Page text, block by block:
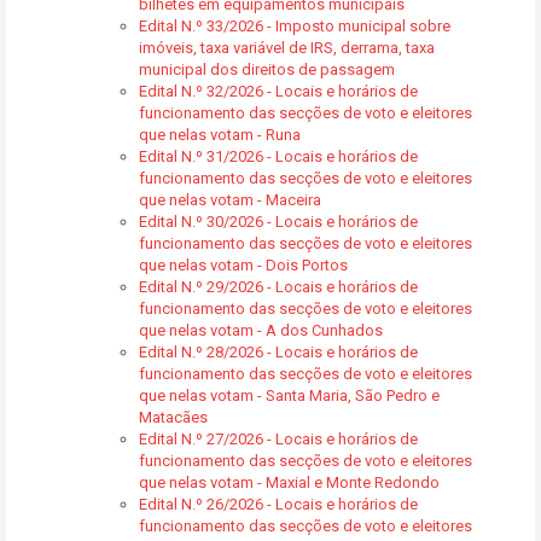
bilhetes em equipamentos municipais
Edital N.º 33/2026 - Imposto municipal sobre
imóveis, taxa variável de IRS, derrama, taxa
municipal dos direitos de passagem
Edital N.º 32/2026 - Locais e horários de
funcionamento das secções de voto e eleitores
que nelas votam - Runa
Edital N.º 31/2026 - Locais e horários de
funcionamento das secções de voto e eleitores
que nelas votam - Maceira
Edital N.º 30/2026 - Locais e horários de
funcionamento das secções de voto e eleitores
que nelas votam - Dois Portos
Edital N.º 29/2026 - Locais e horários de
funcionamento das secções de voto e eleitores
que nelas votam - A dos Cunhados
Edital N.º 28/2026 - Locais e horários de
funcionamento das secções de voto e eleitores
que nelas votam - Santa Maria, São Pedro e
Matacães
Edital N.º 27/2026 - Locais e horários de
funcionamento das secções de voto e eleitores
que nelas votam - Maxial e Monte Redondo
Edital N.º 26/2026 - Locais e horários de
funcionamento das secções de voto e eleitores